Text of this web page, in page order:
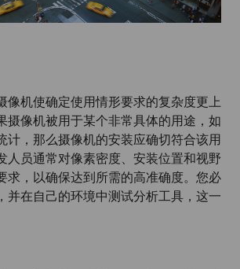
像机使确定使用情形要求的复杂度更上
摄像机被用于某个非常具体的用途，如
计，那么摄像机的安装应确切符合该用
人员通常对像素密度、安装位置和视野
求，以确保达到所需的高准确度。您必
并在自己的环境中测试分析工具，这一